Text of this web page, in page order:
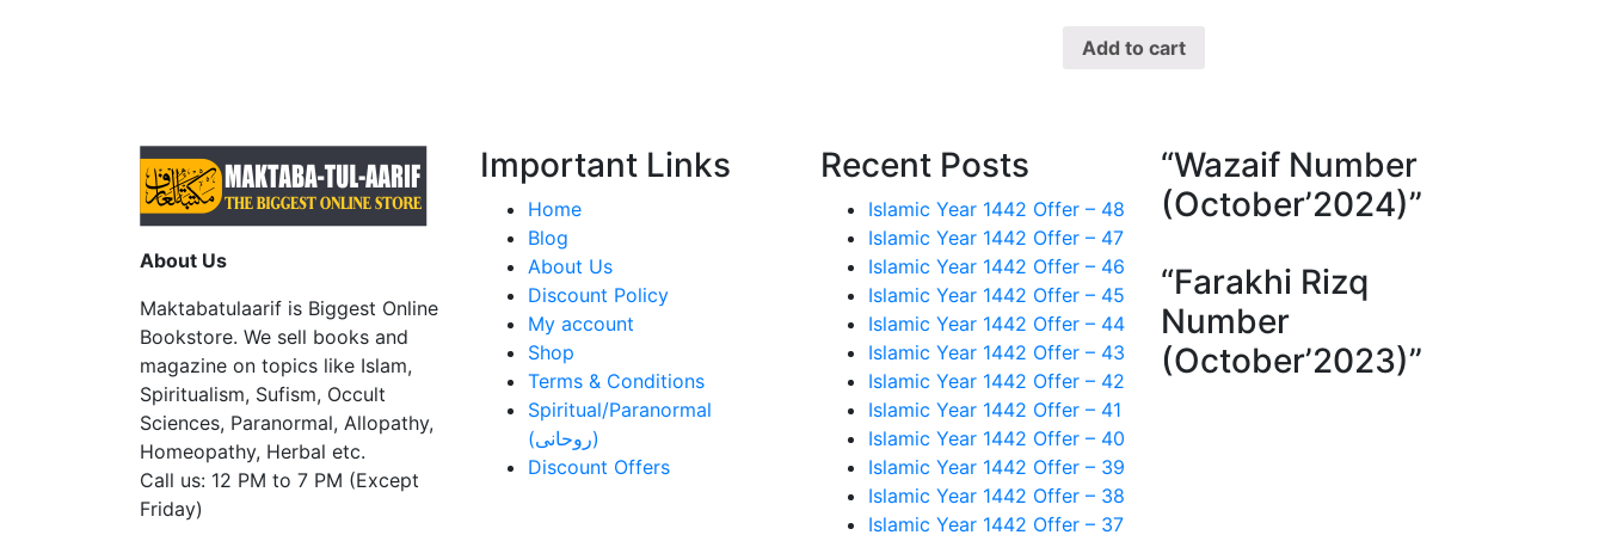
Add to cart
About Us
Maktabatulaarif is Biggest Online
Bookstore. We sell books and
magazine on topics like Islam,
Spiritualism, Sufism, Occult
Sciences, Paranormal, Allopathy,
Homeopathy, Herbal etc.
Call us: 12 PM to 7 PM (Except
Friday)
Important Links
Home
Blog
About Us
Discount Policy
My account
Shop
Terms & Conditions
Spiritual/Paranormal
(روحانی)
Discount Offers
Recent Posts
Islamic Year 1442 Offer – 48
Islamic Year 1442 Offer – 47
Islamic Year 1442 Offer – 46
Islamic Year 1442 Offer – 45
Islamic Year 1442 Offer – 44
Islamic Year 1442 Offer – 43
Islamic Year 1442 Offer – 42
Islamic Year 1442 Offer – 41
Islamic Year 1442 Offer – 40
Islamic Year 1442 Offer – 39
Islamic Year 1442 Offer – 38
Islamic Year 1442 Offer – 37
“Wazaif Number
(October’2024)”
“Farakhi Rizq
Number
(October’2023)”